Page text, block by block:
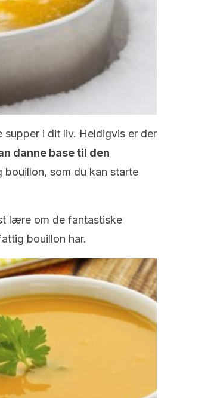
i dit liv. Heldigvis er der
danne base til den
som du kan starte
lære om de fantastiske
bouillon har.